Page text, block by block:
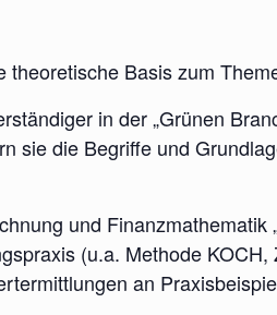
theoretische Basis zum
in der „Grünen
sie die Begriffe und
und Finanzmathematik
(u.a. Methode KOCH,
an